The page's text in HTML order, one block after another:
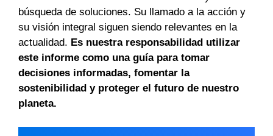
búsqueda de soluciones. Su llamado a la acción y
su visión integral siguen siendo relevantes en la
actualidad. Es nuestra responsabilidad utilizar
este informe como una guía para tomar
decisiones informadas, fomentar la
sostenibilidad y proteger el futuro de nuestro
planeta.